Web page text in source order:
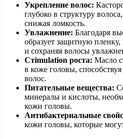
Укрепление волос:
глубоко в структуру
снижая ломкость.
Увлажнение: Благодаря
образует защитную
и сохраняя волосы
Стimulation роста: Масло
в коже головы,
волос.
Питательные вещества:
минералы и кислоты,
кожи головы.
Антибактериальные
кожи головы, которые